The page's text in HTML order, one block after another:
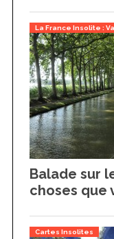
La France Insolite :
Balade sur
choses que
Cartes Insolites